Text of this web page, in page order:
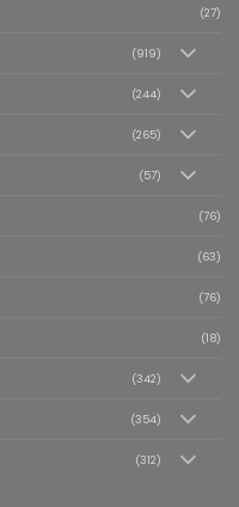
(27)
(919)
(244)
(265)
(57)
(76)
(63)
(76)
(18)
(342)
(354)
(312)